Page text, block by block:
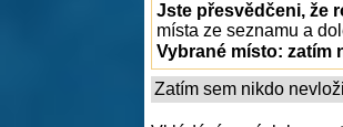
Jste přesvědčeni, že
místa ze seznamu a
Vybrané místo: zatím
Zatím sem nikdo